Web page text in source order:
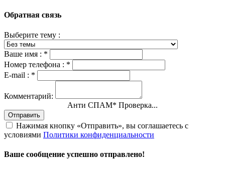
Обратная связь
Выберите тему :
Ваше имя : *
Номер телефона : *
E-mail : *
Комментарий:
Анти СПАМ* Проверка...
Отправить
Нажимая кнопку «Отправить», вы соглашаетесь с
условиями Политики конфиденциальности
Ваше сообщение успешно отправлено!